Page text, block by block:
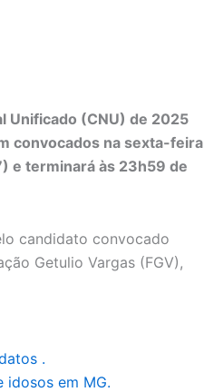
Unificado (CNU) de 2025
convocados na sexta-feira
e terminará às 23h59 de
candidato convocado
Getulio Vargas (FGV),
.
idosos em MG.